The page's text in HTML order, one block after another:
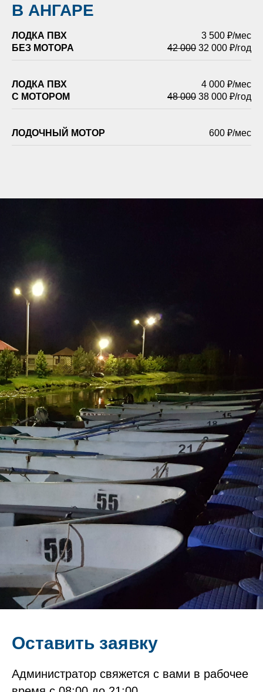
В АНГАРЕ
ЛОДКА ПВХ
БЕЗ МОТОРА
3 500 ₽/мес
42 000 32 000 ₽/год
ЛОДКА ПВХ
С МОТОРОМ
4 000 ₽/мес
48 000 38 000 ₽/год
ЛОДОЧНЫЙ МОТОР 600 ₽/мес
Оставить заявку
Администратор свяжется с вами в рабочее